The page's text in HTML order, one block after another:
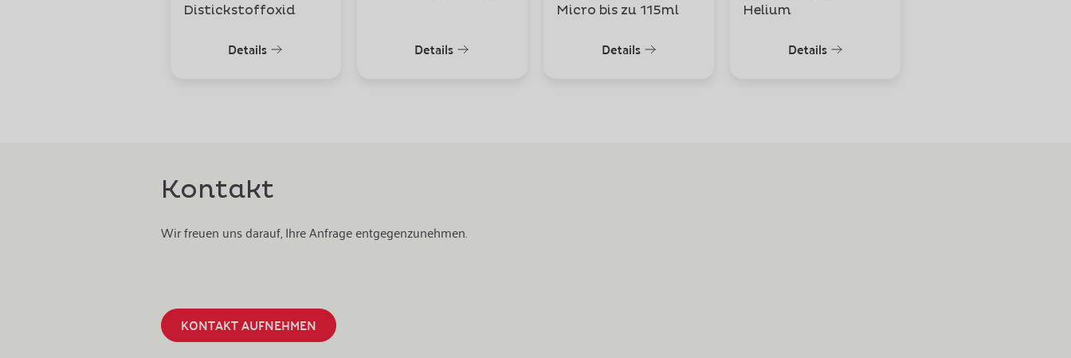
Distickstoffoxid
Details Details
Micro bis zu 115ml
Details
Helium
Details
Kontakt
Wir freuen uns darauf, Ihre Anfrage entgegenzunehmen.
KONTAKT AUFNEHMEN